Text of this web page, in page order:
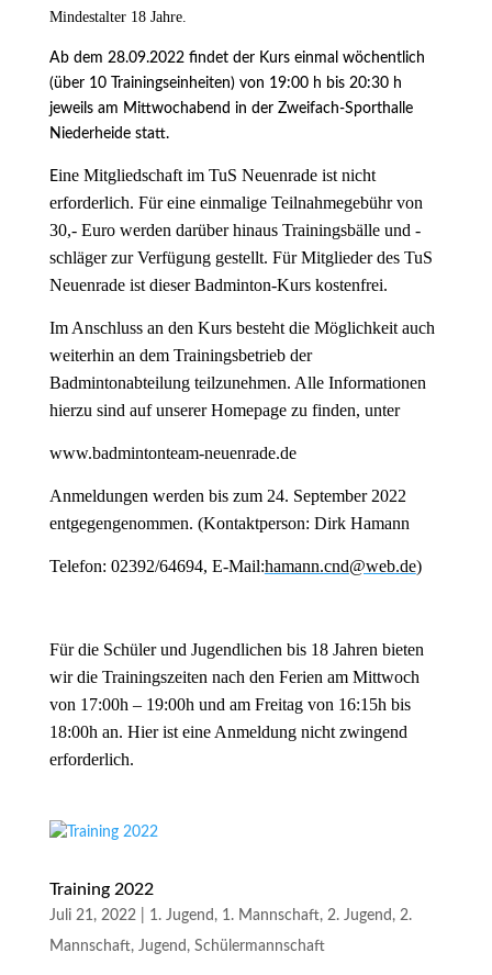
Mindestalter 18 Jahre.
Ab dem 28.09.2022 findet der Kurs einmal wöchentlich
(über 10 Trainingseinheiten) von 19:00 h bis 20:30 h
jeweils am Mittwochabend in der Zweifach-Sporthalle
Niederheide statt.
Eine Mitgliedschaft im TuS Neuenrade ist nicht
erforderlich. Für eine einmalige Teilnahmegebühr von
30,- Euro werden darüber hinaus Trainingsbälle und -
schläger zur Verfügung gestellt. Für Mitglieder des TuS
Neuenrade ist dieser Badminton-Kurs kostenfrei.
Im Anschluss an den Kurs besteht die Möglichkeit auch
weiterhin an dem Trainingsbetrieb der
Badmintonabteilung teilzunehmen. Alle Informationen
hierzu sind auf unserer Homepage zu finden, unter
www.badmintonteam-neuenrade.de
Anmeldungen werden bis zum 24. September 2022
entgegengenommen. (Kontaktperson: Dirk Hamann
Telefon: 02392/64694, E-Mail:hamann.cnd@web.de)
Für die Schüler und Jugendlichen bis 18 Jahren bieten
wir die Trainingszeiten nach den Ferien am Mittwoch
von 17:00h – 19:00h und am Freitag von 16:15h bis
18:00h an. Hier ist eine Anmeldung nicht zwingend
erforderlich.
Training 2022
Juli 21, 2022| 1. Jugend , 1. Mannschaft, 2. Jugend , 2.
Mannschaft, Jugend , Schülermannschaft